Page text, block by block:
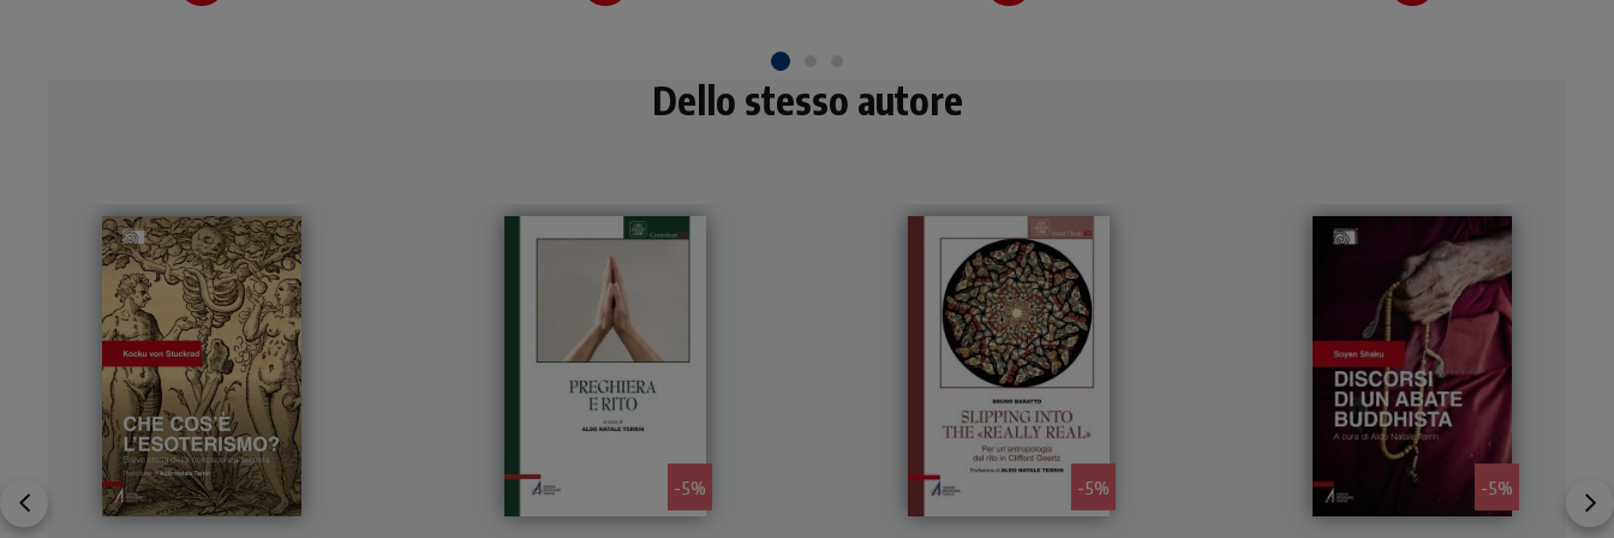
personale e creativo di
Erode nei suoi progetti.
Dello stesso autore
- 5% - 5% - 5%